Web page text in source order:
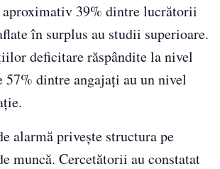
aproximativ 39% dintre lucrătorii
în surplus au studii superioare.
deficitare răspândite la nivel
57% dintre angajați au un nivel
alarmă privește structura pe
muncă. Cercetătorii au constatat